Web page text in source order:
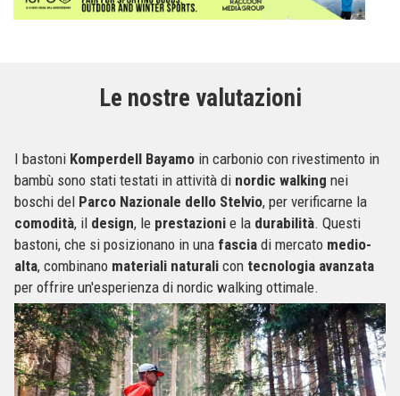
Le nostre valutazioni
I bastoni Komperdell Bayamo in carbonio con rivestimento in
bambù sono stati testati in attività di nordic walking nei
boschi del Parco Nazionale dello Stelvio, per verificarne la
comodità, il design, le prestazioni e la durabilità. Questi
bastoni, che si posizionano in una fascia di mercato medio-
alta, combinano materiali naturali con tecnologia avanzata
per offrire un'esperienza di nordic walking ottimale.